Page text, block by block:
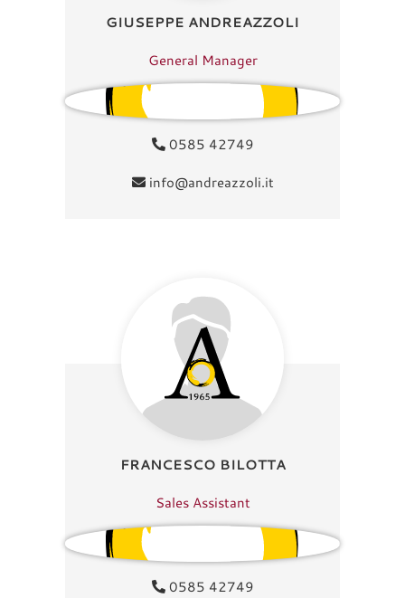
GIUSEPPE ANDREAZZOLI
General Manager
0585 42749
info@andreazzoli.it
FRANCESCO BILOTTA
Sales Assistant
0585 42749